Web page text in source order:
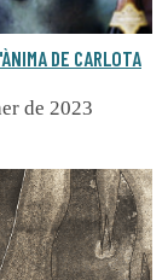
DE CARLOTA
de 2023